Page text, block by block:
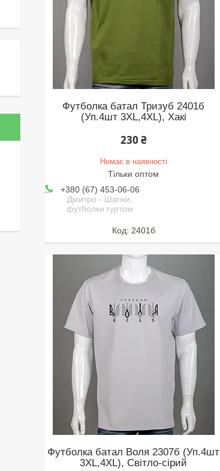
Футболка батал Тризуб 2401б
(Уп.4шт 3XL,4XL), Хакі
230 ₴
Немає в наявності
Тільки оптом
+380 (67) 453-06-06
Дмитро - Шапки,
футболки гуртом
2401б
Футболка батал Воля 2307б (Уп.4шт
3XL,4XL), Світло-сірий